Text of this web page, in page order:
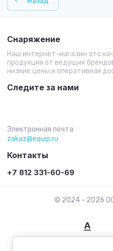
Снаряжение
Наш интернет-магазин это
продукция от ведущих
низкие цены и оперативная
Следите за нами
Электронная почта
zakaz@equip.ru
Контакты
+7 812 331-60-69
© 2024 - 2026